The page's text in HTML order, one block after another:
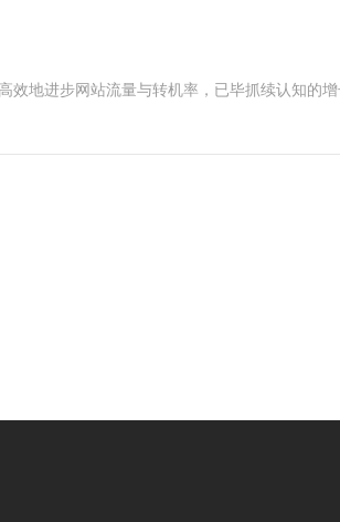
地进步网站流量与转机率，已毕抓续认知的